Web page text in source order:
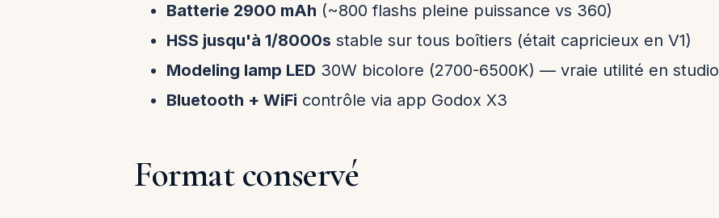
Batterie 2900 mAh (~800 flashs pleine puissance vs 360)
HSS jusqu'à 1/8000s stable sur tous boîtiers (était capricieux en V1)
Modeling lamp LED 30W bicolore (2700-6500K) — vraie utilité en studio
Bluetooth + WiFi contrôle via app Godox X3
Format conservé